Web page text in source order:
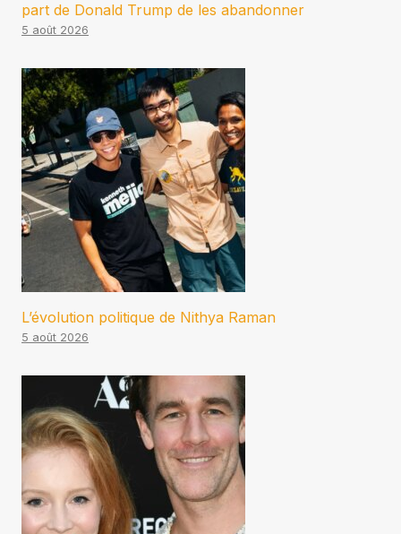
part de Donald Trump de les abandonner
5 août 2026
L’évolution politique de Nithya Raman
5 août 2026